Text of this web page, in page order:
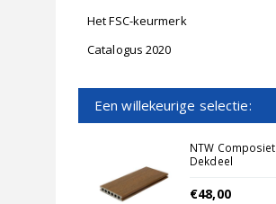
Het FSC-keurmerk
Catalogus 2020
Een willekeurige selectie:
NTW Composiet
Dekdeel
€48,00